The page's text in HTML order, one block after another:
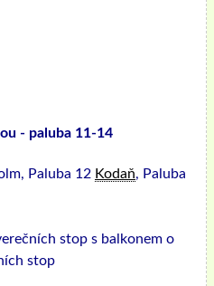
- paluba 11-14
Paluba 12 Kodaň, Paluba
stop s balkonem o
stop